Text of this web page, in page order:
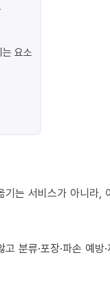
요소
는 서비스가 아니라,
분류·포장·파손 예